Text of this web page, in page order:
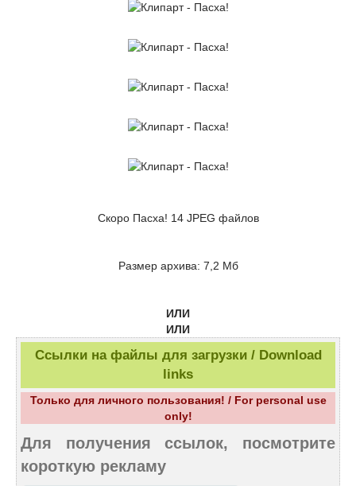
Скоро Пасха! 14 JPEG файлов
Размер архива: 7,2 Мб
ИЛИ
ИЛИ
Ссылки на файлы для загрузки / Download
links
Только для личного пользования! / For personal use
only!
Для получения ссылок, посмотрите
короткую рекламу